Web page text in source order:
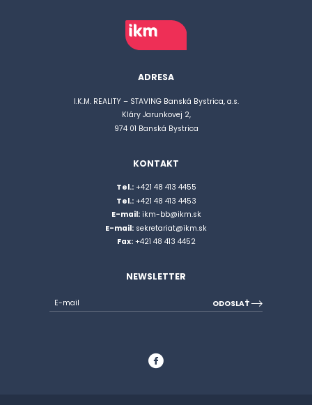
ADRESA
I.K.M. REALITY – STAVING Banská Bystrica, a.s.
Kláry Jarunkovej 2,
974 01 Banská Bystrica
KONTAKT
Tel.:+421 48 413 4455
Tel.:+421 48 413 4453
E-mail:ikm-bb@ikm.sk
E-mail: sekretariat@ikm.sk
Fax:+421 48 413 4452
NEWSLETTER
E-mail ODOSLAŤ